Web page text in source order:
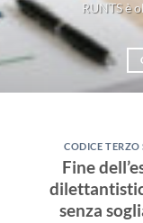
RUNTS è
CODICE TERZO
Fine
senza